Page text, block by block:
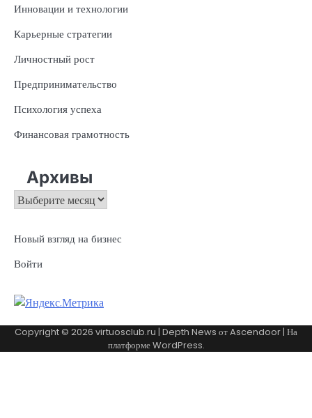
Инновации и технологии
Карьерные стратегии
Личностный рост
Предпринимательство
Психология успеха
Финансовая грамотность
Архивы
Архивы
Новый взгляд на бизнес
Войти
Copyright © 2026 virtuosclub.ru | Depth News отAscendoor| На
платформеWordPress.